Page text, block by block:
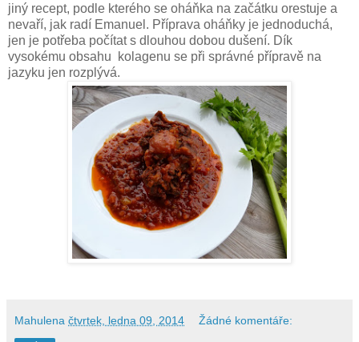
jiný recept, podle kterého se oháňka na začátku orestuje a
nevaří, jak radí Emanuel. Příprava oháňky je jednoduchá,
jen je potřeba počítat s dlouhou dobou dušení. Dík
vysokému obsahu kolagenu se při správné přípravě na
jazyku jen rozplývá.
Mahulena čtvrtek, ledna 09, 2014 Žádné komentáře: